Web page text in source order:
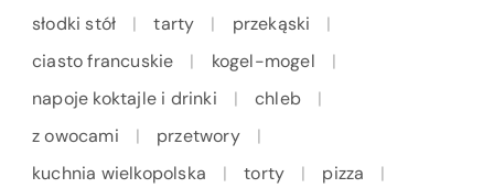
słodki stół
tarty
przekąski
ciasto francuskie
kogel-mogel
napoje koktajle i drinki
chleb
z owocami
przetwory
kuchnia wielkopolska
torty
pizza